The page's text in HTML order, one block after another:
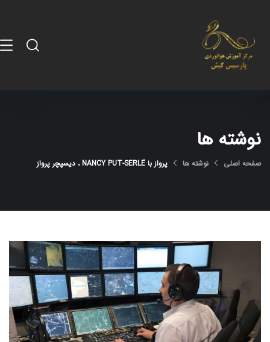
نوشته ها
صفحه اصلی نوشته ها پرواز با NANCY PUT-SERLÉ ، دیسپچر پرواز